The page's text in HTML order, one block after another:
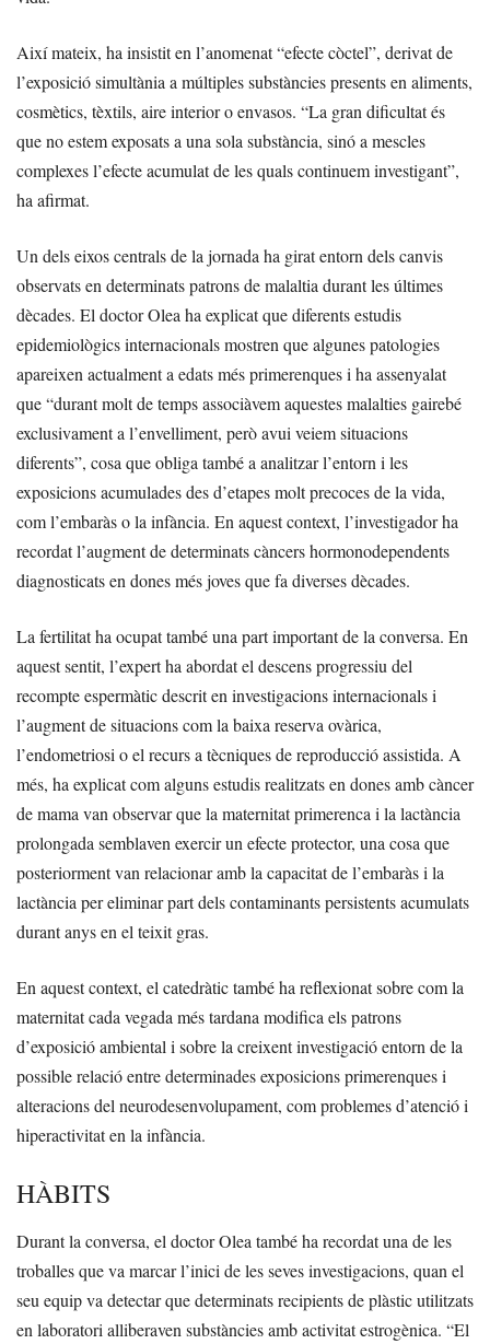
Així mateix, ha insistit en l’anomenat “efecte còctel”, derivat de
l’exposició simultània a múltiples substàncies presents en aliments,
cosmètics, tèxtils, aire interior o envasos. “La gran dificultat és
que no estem exposats a una sola substància, sinó a mescles
complexes l’efecte acumulat de les quals continuem investigant”,
ha afirmat.
Un dels eixos centrals de la jornada ha girat entorn dels canvis
observats en determinats patrons de malaltia durant les últimes
dècades. El doctor Olea ha explicat que diferents estudis
epidemiològics internacionals mostren que algunes patologies
apareixen actualment a edats més primerenques i ha assenyalat
que “durant molt de temps associàvem aquestes malalties gairebé
exclusivament a l’envelliment, però avui veiem situacions
diferents”, cosa que obliga també a analitzar l’entorn i les
exposicions acumulades des d’etapes molt precoces de la vida,
com l’embaràs o la infància. En aquest context, l’investigador ha
recordat l’augment de determinats càncers hormonodependents
diagnosticats en dones més joves que fa diverses dècades.
La fertilitat ha ocupat també una part important de la conversa. En
aquest sentit, l’expert ha abordat el descens progressiu del
recompte espermàtic descrit en investigacions internacionals i
l’augment de situacions com la baixa reserva ovàrica,
l’endometriosi o el recurs a tècniques de reproducció assistida. A
més, ha explicat com alguns estudis realitzats en dones amb càncer
de mama van observar que la maternitat primerenca i la lactància
prolongada semblaven exercir un efecte protector, una cosa que
posteriorment van relacionar amb la capacitat de l’embaràs i la
lactància per eliminar part dels contaminants persistents acumulats
durant anys en el teixit gras.
En aquest context, el catedràtic també ha reflexionat sobre com la
maternitat cada vegada més tardana modifica els patrons
d’exposició ambiental i sobre la creixent investigació entorn de la
possible relació entre determinades exposicions primerenques i
alteracions del neurodesenvolupament, com problemes d’atenció i
hiperactivitat en la infància.
HÀBITS
Durant la conversa, el doctor Olea també ha recordat una de les
troballes que va marcar l’inici de les seves investigacions, quan el
seu equip va detectar que determinats recipients de plàstic utilitzats
en laboratori alliberaven substàncies amb activitat estrogènica. “El